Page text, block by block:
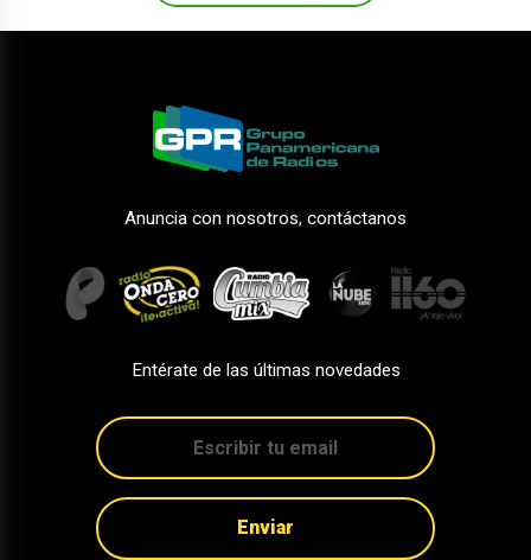
Anuncia con nosotros, contáctanos
Entérate de las últimas novedades
Enviar